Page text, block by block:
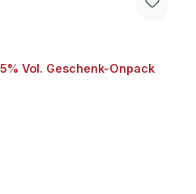
Vol. Geschenk-Onpack